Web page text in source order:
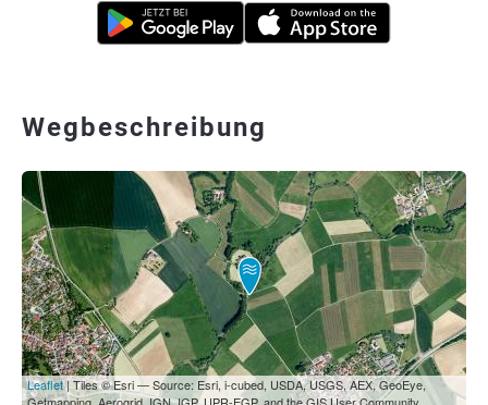
Wegbeschreibung
Leaflet| Tiles © Esri — Source: Esri, i-cubed, USDA, USGS, AEX, GeoEye,